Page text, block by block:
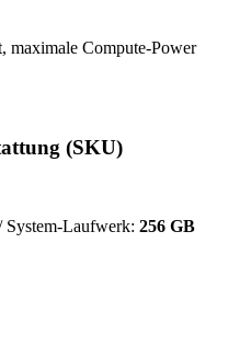
maximale Compute-Power
(SKU)
System-Laufwerk: 256 GB